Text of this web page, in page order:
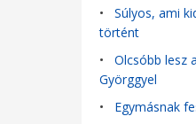
• Súlyos, ami
történt
• Olcsóbb lesz
Györggyel
• Egymásnak